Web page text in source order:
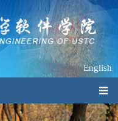
English